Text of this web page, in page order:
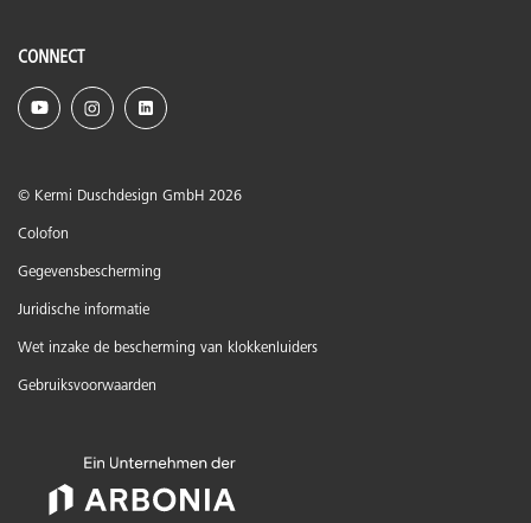
CONNECT
© Kermi Duschdesign GmbH 2026
Colofon
Gegevensbescherming
Juridische informatie
Wet inzake de bescherming van klokkenluiders
Gebruiksvoorwaarden